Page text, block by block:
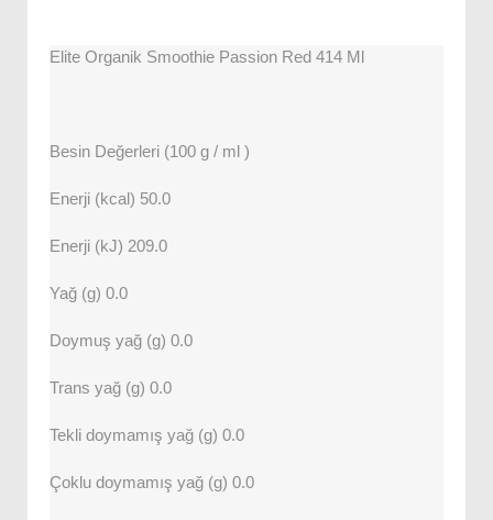
Elite Organik Smoothie Passion Red 414 Ml
Besin Değerleri (100 g / ml )
Enerji (kcal) 50.0
Enerji (kJ) 209.0
Yağ (g) 0.0
Doymuş yağ (g) 0.0
Trans yağ (g) 0.0
Tekli doymamış yağ (g) 0.0
Çoklu doymamış yağ (g) 0.0